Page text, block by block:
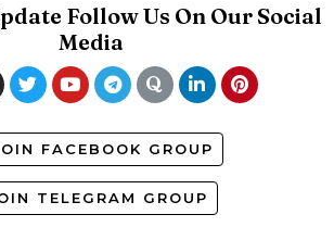
Follow Us On Our Social
Media
FACEBOOK GROUP
TELEGRAM GROUP